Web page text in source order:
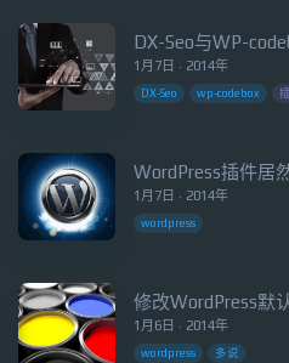
1月7日 · 2014年
DX-Seo与WP-
DX-Seo wp-codebox
1月7日 · 2014年
WordPress插件居
wordpress
1月6日 · 2014年
wordpress 多说